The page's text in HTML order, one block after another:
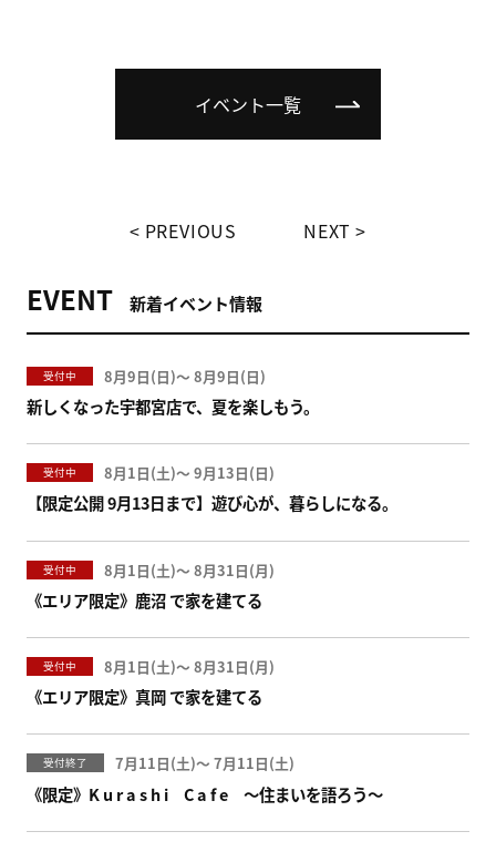
イベント一覧
PREVIOUS NEXT
EVENT 新着イベント情報
受付中 8月9日( )〜 8月9日( )
新しくなった宇都宮店で、夏を楽しもう。
受付中 8月1日( )〜 9月13日( )
【限定公開 9月13日まで】遊び心が、暮らしになる。
受付中 8月1日( )〜 8月31日( )
《エリア限定》鹿沼 で家を建てる
受付中 8月1日( )〜 8月31日( )
《エリア限定》真岡 で家を建てる
受付終了 7月11日( )〜 7月11日( )
《限定》K u r a s h i C a f e ～住まいを語ろう～